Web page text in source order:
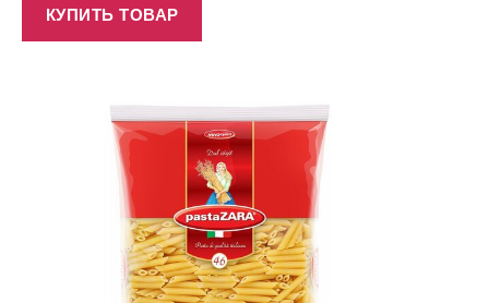
КУПИТЬ ТОВАР